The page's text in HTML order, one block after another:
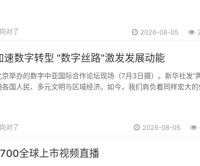
对了 2026-08-05
速数字转型 “数字丝路”激发发展动能
举办的数字中亚国际合作论坛现场（7月3日摄）。新华社发“
各国人民、多元文明与区域经济。如今，我们肩负着同样宏大
对了 2026-08-05
全球上市视频直播